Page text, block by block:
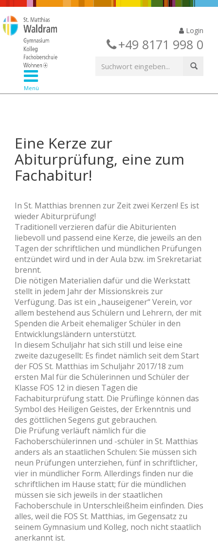
Login
+49 8171 998 0
Menü
Eine Kerze zur
Abiturprüfung, eine zum
Fachabitur!
In St. Matthias brennen zur Zeit zwei Kerzen! Es ist
wieder Abiturprüfung!
Traditionell verzieren dafür die Abiturienten
liebevoll und passend eine Kerze, die jeweils an den
Tagen der schriftlichen und mündlichen Prüfungen
entzündet wird und in der Aula bzw. im Srekretariat
brennt.
Die nötigen Materialien dafür und die Werkstatt
stellt in jedem Jahr der Missionskreis zur
Verfügung. Das ist ein „hauseigener“ Verein, vor
allem bestehend aus Schülern und Lehrern, der mit
Spenden die Arbeit ehemaliger Schüler in den
Entwicklungsländern unterstützt.
In diesem Schuljahr hat sich still und leise eine
zweite dazugesellt: Es findet nämlich seit dem Start
der FOS St. Matthias im Schuljahr 2017/18 zum
ersten Mal für die Schülerinnen und Schüler der
Klasse FOS 12 in diesen Tagen die
Fachabiturprüfung statt. Die Prüflinge können das
Symbol des Heiligen Geistes, der Erkenntnis und
des göttlichen Segens gut gebrauchen.
Die Prüfung verläuft nämlich für die
Fachoberschülerinnen und -schüler in St. Matthias
anders als an staatlichen Schulen: Sie müssen sich
neun Prüfungen unterziehen, fünf in schriftlicher,
vier in mündlicher Form. Allerdings finden nur die
schriftlichen im Hause statt; für die mündlichen
müssen sie sich jeweils in der staatlichen
Fachoberschule in Unterschleißheim einfinden. Dies
alles, weil die FOS St. Matthias, im Gegensatz zu
seinem Gymnasium und Kolleg, noch nicht staatlich
anerkannt ist.